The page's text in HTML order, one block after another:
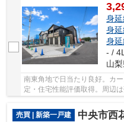
身延
身延
身延
- /
山
南東角地で日当たり良好。カ
定・住宅性能評価取得。周辺
売買 | 新築一戸建
中央市西花輪 新